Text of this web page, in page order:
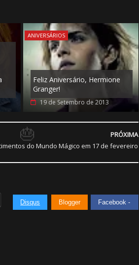
ANIVERSÁRIOS
Feliz Aniversário, Hermione
Granger!
19 de Setembro de 2013
PRÓXIMA
do Mundo Mágico em 17 de fevereiro
Disqus Blogger Facebook -
1️⃣ 8️⃣
⚡